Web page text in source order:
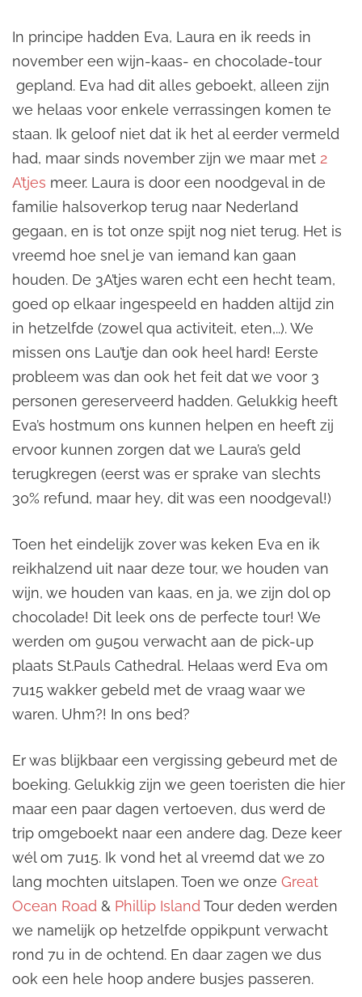
In principe hadden Eva, Laura en ik reeds in
november een wijn-kaas- en chocolade-tour
gepland. Eva had dit alles geboekt, alleen zijn
we helaas voor enkele verrassingen komen te
staan. Ik geloof niet dat ik het al eerder vermeld
had, maar sinds november zijn we maar met 2
A’tjes meer. Laura is door een noodgeval in de
familie halsoverkop terug naar Nederland
gegaan, en is tot onze spijt nog niet terug. Het is
vreemd hoe snel je van iemand kan gaan
houden. De 3A’tjes waren echt een hecht team,
goed op elkaar ingespeeld en hadden altijd zin
in hetzelfde (zowel qua activiteit, eten,..). We
missen ons Lau’tje dan ook heel hard! Eerste
probleem was dan ook het feit dat we voor 3
personen gereserveerd hadden. Gelukkig heeft
Eva’s hostmum ons kunnen helpen en heeft zij
ervoor kunnen zorgen dat we Laura’s geld
terugkregen (eerst was er sprake van slechts
30% refund, maar hey, dit was een noodgeval!)
Toen het eindelijk zover was keken Eva en ik
reikhalzend uit naar deze tour, we houden van
wijn, we houden van kaas, en ja, we zijn dol op
chocolade! Dit leek ons de perfecte tour! We
werden om 9u50u verwacht aan de pick-up
plaats St.Pauls Cathedral. Helaas werd Eva om
7u15 wakker gebeld met de vraag waar we
waren. Uhm?! In ons bed?
Er was blijkbaar een vergissing gebeurd met de
boeking. Gelukkig zijn we geen toeristen die hier
maar een paar dagen vertoeven, dus werd de
trip omgeboekt naar een andere dag. Deze keer
wél om 7u15. Ik vond het al vreemd dat we zo
lang mochten uitslapen. Toen we onze Great
Ocean Road & Phillip Island Tour deden werden
we namelijk op hetzelfde oppikpunt verwacht
rond 7u in de ochtend. En daar zagen we dus
ook een hele hoop andere busjes passeren.